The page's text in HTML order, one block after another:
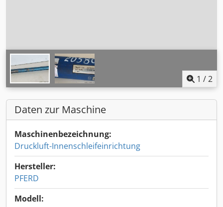
1 /2
Daten zur Maschine
Maschinenbezeichnung:
Druckluft-Innenschleifeinrichtung
Hersteller:
PFERD
Modell: